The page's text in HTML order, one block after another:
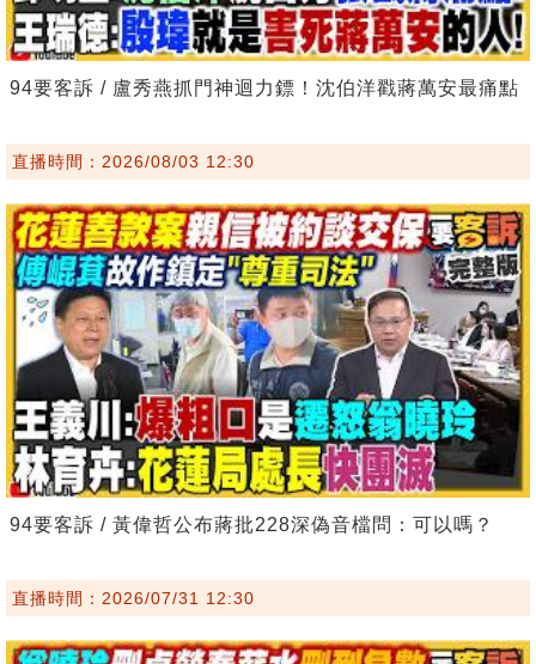
94要客訴 / 盧秀燕抓門神迴力鏢！沈伯洋戳蔣萬安最痛點
直播時間：2026/08/03 12:30
94要客訴 / 黃偉哲公布蔣批228深偽音檔問：可以嗎？
直播時間：2026/07/31 12:30